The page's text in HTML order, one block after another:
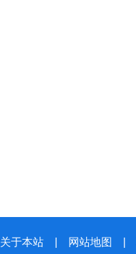
关于本站 网站地图